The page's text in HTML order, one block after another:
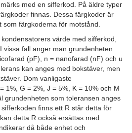
med en sifferkod. På äldre typer
finnas. Dessa färgkoder är
färgkoderna för motstånd.
värde med sifferkod,
vissa fall anger man grundenheten
(pF), n = nanofarad (nF) och u
kan anges med bokstäver, men
Dom vanligaste
1%, G = 2%, J = 5%, K = 10% och M
grundenheten som toleransen anges
finns ett R står detta för
detta R också ersättas med
då både enhet och